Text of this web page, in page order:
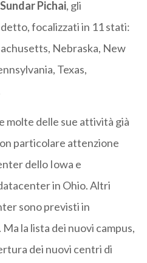
Sundar Pichai, gli
focalizzati in 11 stati:
Nebraska, New
Texas,
molte delle sue attività già
particolare attenzione
dello Iowa e
in Ohio. Altri
sono previsti in
la lista dei nuovi campus,
dei nuovi centri di